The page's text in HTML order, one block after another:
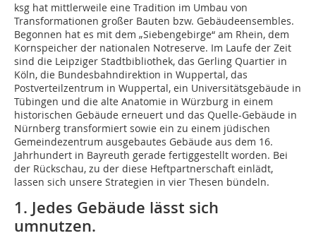
ksg hat mittlerweile eine Tradition im Umbau von
Transformationen großer Bauten bzw. Gebäudeensembles.
Begonnen hat es mit dem „Siebengebirge“ am Rhein, dem
Kornspeicher der nationalen Notreserve. Im Laufe der Zeit
sind die Leipziger Stadtbibliothek, das Gerling Quartier in
Köln, die Bundesbahndirektion in Wuppertal, das
Postverteilzentrum in Wuppertal, ein Universitätsgebäude in
Tübingen und die alte Anatomie in Würzburg in einem
historischen Gebäude erneuert und das Quelle-Gebäude in
Nürnberg transformiert sowie ein zu einem jüdischen
Gemeindezentrum ausgebautes Gebäude aus dem 16.
Jahrhundert in Bayreuth gerade fertiggestellt worden. Bei
der Rückschau, zu der diese Heftpartnerschaft einlädt,
lassen sich unsere Strategien in vier Thesen bündeln.
1. Jedes Gebäude lässt sich
umnutzen.